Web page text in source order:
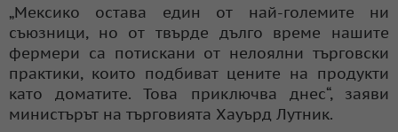
„Мексико остава един от най-големите ни
съюзници, но от твърде дълго време нашите
фермери са потискани от нелоялни търговски
практики, които подбиват цените на продукти
като доматите. Това приключва днес“, заяви
министърът на търговията Хауърд Лутник.